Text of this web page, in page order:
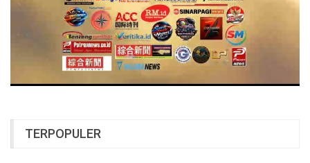
TERPOPULER